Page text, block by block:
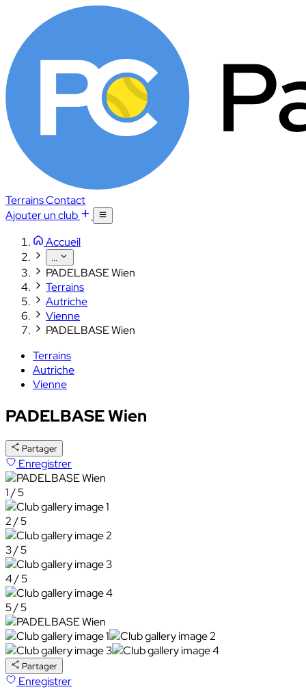
TerrainsContact
Ajouter un club
Accueil
...
PADELBASE Wien
Terrains
Autriche
Vienne
PADELBASE Wien
Terrains
Autriche
Vienne
PADELBASE Wien
Partager
Enregistrer
1 / 5
2 / 5
3 / 5
4 / 5
5 / 5
Partager
Enregistrer